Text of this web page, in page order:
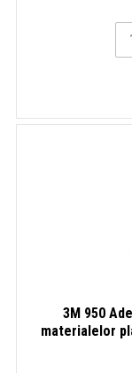
3M 950
materialelor